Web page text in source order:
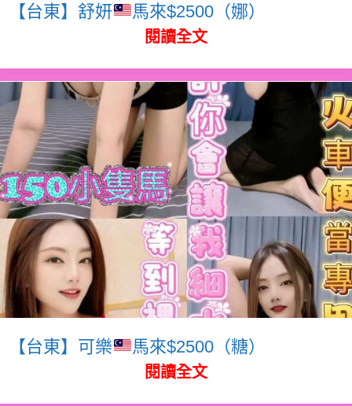
【台東】舒妍 馬來$2500（娜）
閱讀全文
【台東】可樂 馬來$2500（糖）
閱讀全文